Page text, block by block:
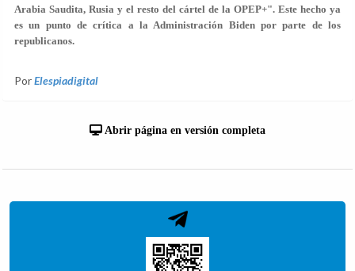
Arabia Saudita, Rusia y el resto del cártel de la OPEP+". Este hecho ya
es un punto de crítica a la Administración Biden por parte de los
republicanos.
PorElespiadigital
Abrir página en versión completa